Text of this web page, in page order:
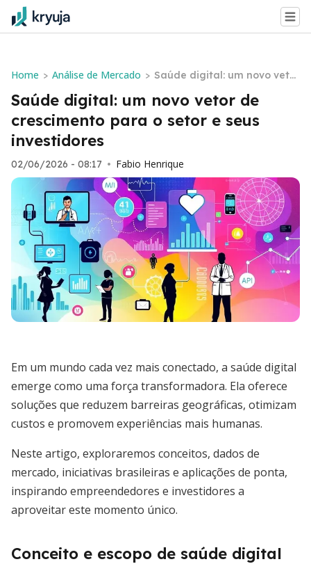
Home > Análise de Mercado > Saúde digital: um novo vetor
de crescimento para o setor
e seus investidores
Saúde digital: um novo vetor de
crescimento para o setor e seus
investidores
02/06/2026 - 08:17 • Fabio Henrique
Em um mundo cada vez mais conectado, a saúde digital
emerge como uma força transformadora. Ela oferece
soluções que reduzem barreiras geográficas, otimizam
custos e promovem experiências mais humanas.
Neste artigo, exploraremos conceitos, dados de
mercado, iniciativas brasileiras e aplicações de ponta,
inspirando empreendedores e investidores a
aproveitar este momento único.
Conceito e escopo de saúde digital